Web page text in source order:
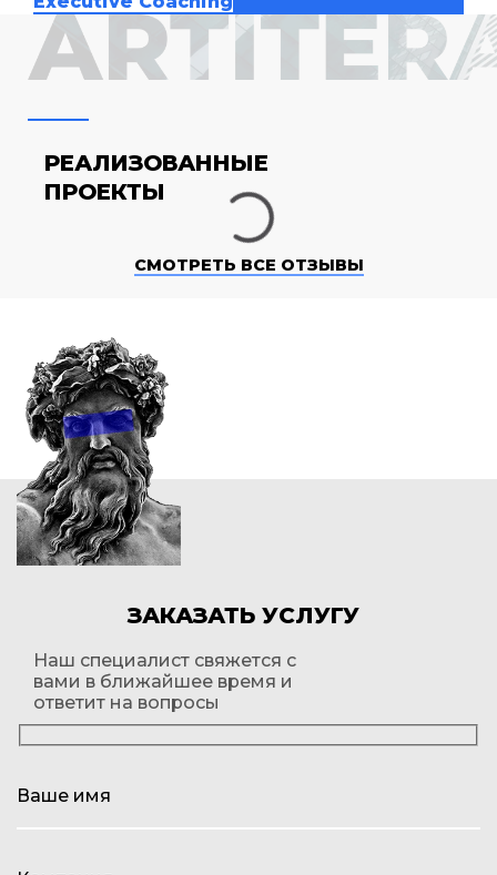
РЕАЛИЗОВАННЫЕ
ПРОЕКТЫ
СМОТРЕТЬ ВСЕ ОТЗЫВЫ
ЗАКАЗАТЬ УСЛУГУ
Наш специалист свяжется с
вами в ближайшее время и
ответит на вопросы